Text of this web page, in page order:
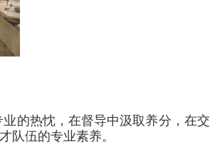
的热忱，在督导中汲取养分，在
队伍的专业素养。